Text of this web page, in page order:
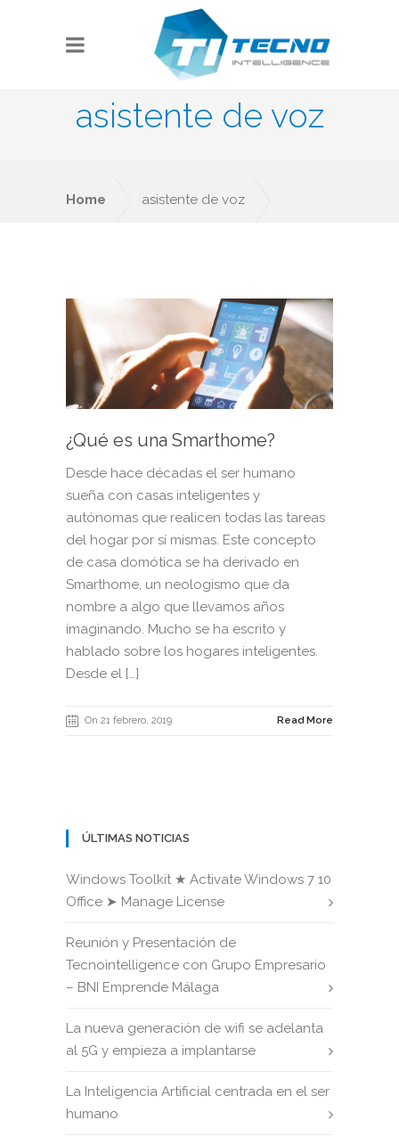
asistente de voz
Home asistente de voz
¿Qué es una Smarthome?
Desde hace décadas el ser humano
sueña con casas inteligentes y
autónomas que realicen todas las tareas
del hogar por sí mismas. Este concepto
de casa domótica se ha derivado en
Smarthome, un neologismo que da
nombre a algo que llevamos años
imaginando. Mucho se ha escrito y
hablado sobre los hogares inteligentes.
Desde el […]
On 21 febrero, 2019 Read More
ÚLTIMAS NOTICIAS
Windows Toolkit ★ Activate Windows 7 10
Office ➤ Manage License
Reunión y Presentación de
Tecnointelligence con Grupo Empresario
– BNI Emprende Málaga
La nueva generación de wifi se adelanta
al 5G y empieza a implantarse
La Inteligencia Artificial centrada en el ser
humano